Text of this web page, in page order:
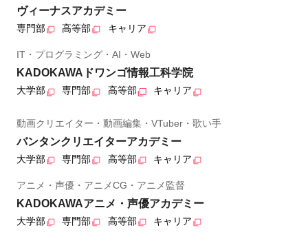
ヴィーナスアカデミー
専門部 高等部 キャリア
IT・プログラミング・AI・Web
KADOKAWAドワンゴ情報工科学院
大学部 専門部 高等部 キャリア
動画クリエイター・動画編集・VTuber・歌い手
バンタンクリエイターアカデミー
大学部 専門部 高等部 キャリア
アニメ・声優・アニメCG・アニメ監督
KADOKAWAアニメ・声優アカデミー
大学部 専門部 高等部 キャリア